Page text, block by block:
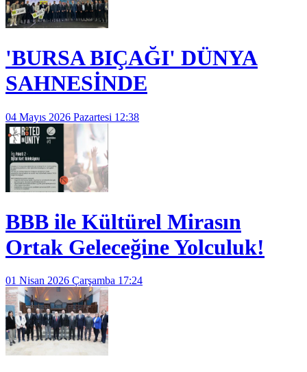
'BURSA BIÇAĞI' DÜNYA
SAHNESİNDE
04 Mayıs 2026 Pazartesi 12:38
BBB ile Kültürel Mirasın
Ortak Geleceğine Yolculuk!
01 Nisan 2026 Çarşamba 17:24